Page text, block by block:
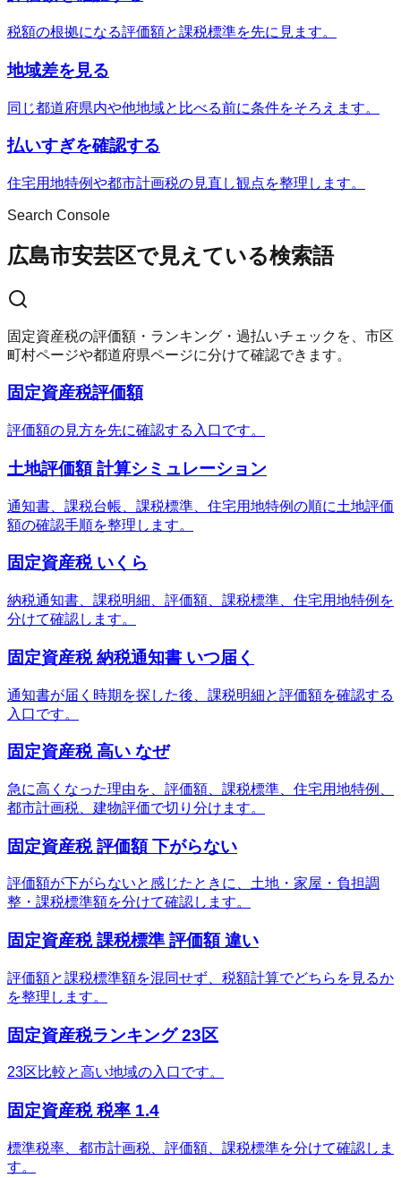
税額の根拠になる評価額と課税標準を先に見ます。
地域差を見る
同じ都道府県内や他地域と比べる前に条件をそろえます。
払いすぎを確認する
住宅用地特例や都市計画税の見直し観点を整理します。
Search Console
広島市安芸区で見えている検索語
固定資産税の評価額・ランキング・過払いチェックを、市区
町村ページや都道府県ページに分けて確認できます。
固定資産税評価額
評価額の見方を先に確認する入口です。
土地評価額 計算シミュレーション
通知書、課税台帳、課税標準、住宅用地特例の順に土地評価
額の確認手順を整理します。
固定資産税 いくら
納税通知書、課税明細、評価額、課税標準、住宅用地特例を
分けて確認します。
固定資産税 納税通知書 いつ届く
通知書が届く時期を探した後、課税明細と評価額を確認する
入口です。
固定資産税 高い なぜ
急に高くなった理由を、評価額、課税標準、住宅用地特例、
都市計画税、建物評価で切り分けます。
固定資産税 評価額 下がらない
評価額が下がらないと感じたときに、土地・家屋・負担調
整・課税標準額を分けて確認します。
固定資産税 課税標準 評価額 違い
評価額と課税標準額を混同せず、税額計算でどちらを見るか
を整理します。
固定資産税ランキング 23区
23区比較と高い地域の入口です。
固定資産税 税率 1.4
標準税率、都市計画税、評価額、課税標準を分けて確認しま
す。